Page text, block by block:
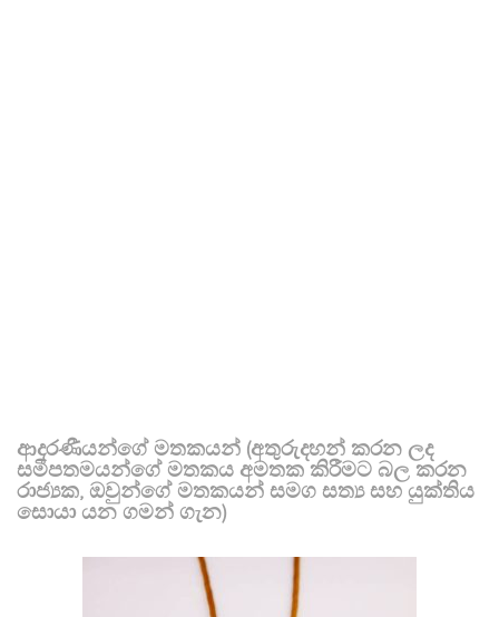
ආදරණීයන්ගේ මතකයන් (අතුරුදහන් කරන ලද
සමීපතමයන්ගේ මතකය අමතක කිරීමට බල කරන
රාජ්‍යක, ඔවුන්ගේ මතකයන් සමග සත්‍ය සහ යුක්තිය
සොයා යන ගමන් ගැන)